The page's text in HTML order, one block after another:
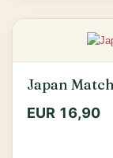
Japan
EUR 16,90